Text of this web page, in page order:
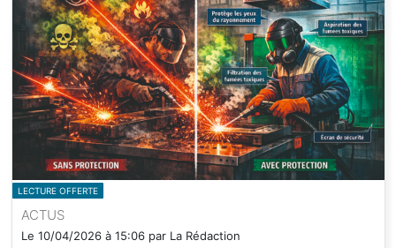
LECTURE OFFERTE
ACTUS
Le 10/04/2026 à 15:06 par La Rédaction